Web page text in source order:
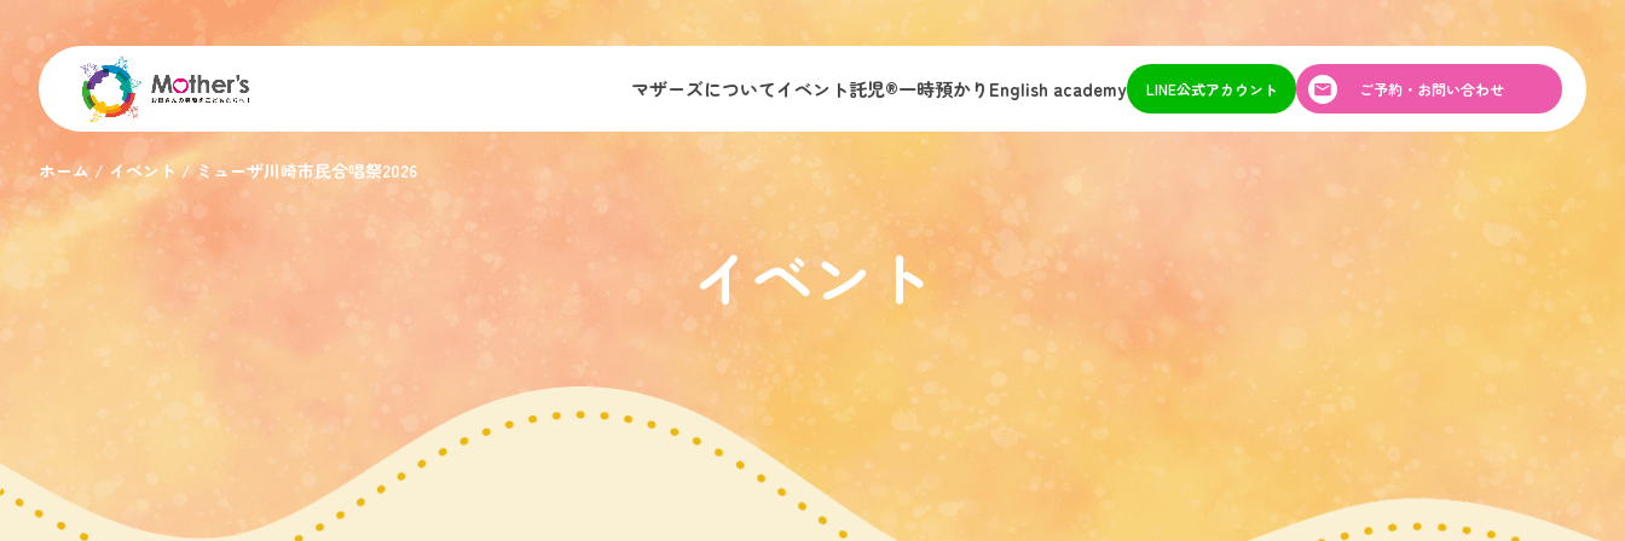
マザーズについてイベント託児®︎一時預かり English academy LINE公式アカウント ご予約・お問い合わせ
ホーム イベント ミューザ川崎市民合唱祭2026
イベント